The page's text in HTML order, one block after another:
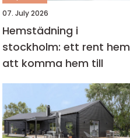
07. July 2026
Hemstädning i
stockholm: ett rent hem
att komma hem till